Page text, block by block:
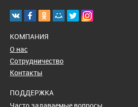
КОМПАНИЯ
О нас
Сотрудничество
Контакты
ПОДДЕРЖКА